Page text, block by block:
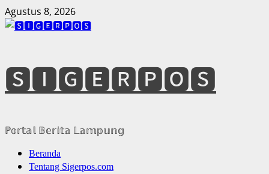
Skip
to
Agustus 8, 2026
🆂🅸🅶🅴🆁🅿🅾🆂
ℙ𝕠𝕣𝕥𝕒𝕝 𝔹𝕖𝕣𝕚𝕥𝕒 𝕃𝕒𝕞𝕡𝕦𝕟𝕘
Primary
Menu
Beranda
Tentang Sigerpos.com